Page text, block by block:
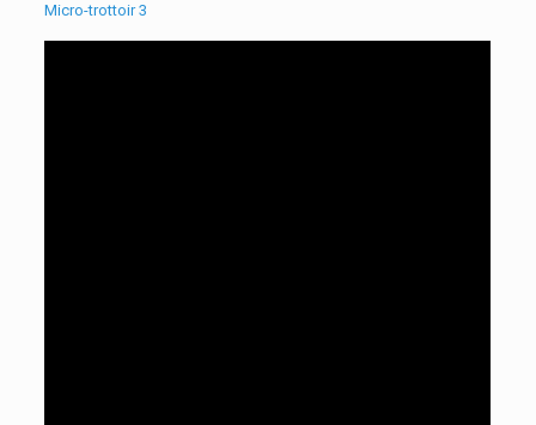
Micro-trottoir 3